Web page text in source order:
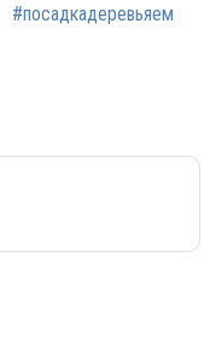
#посадкадеревьяем